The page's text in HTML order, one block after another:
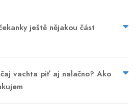
ještě nějakou část
vachta piť aj nalačno? Ako